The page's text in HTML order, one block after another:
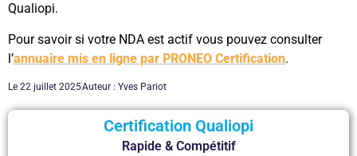
Qualiopi.
Pour savoir si votre NDA est actif vous pouvez consulter
l’annuaire mis en ligne par PRONEO Certification.
Le 22 juillet 2025Auteur : Yves Pariot
Certification Qualiopi
Rapide & Compétitif